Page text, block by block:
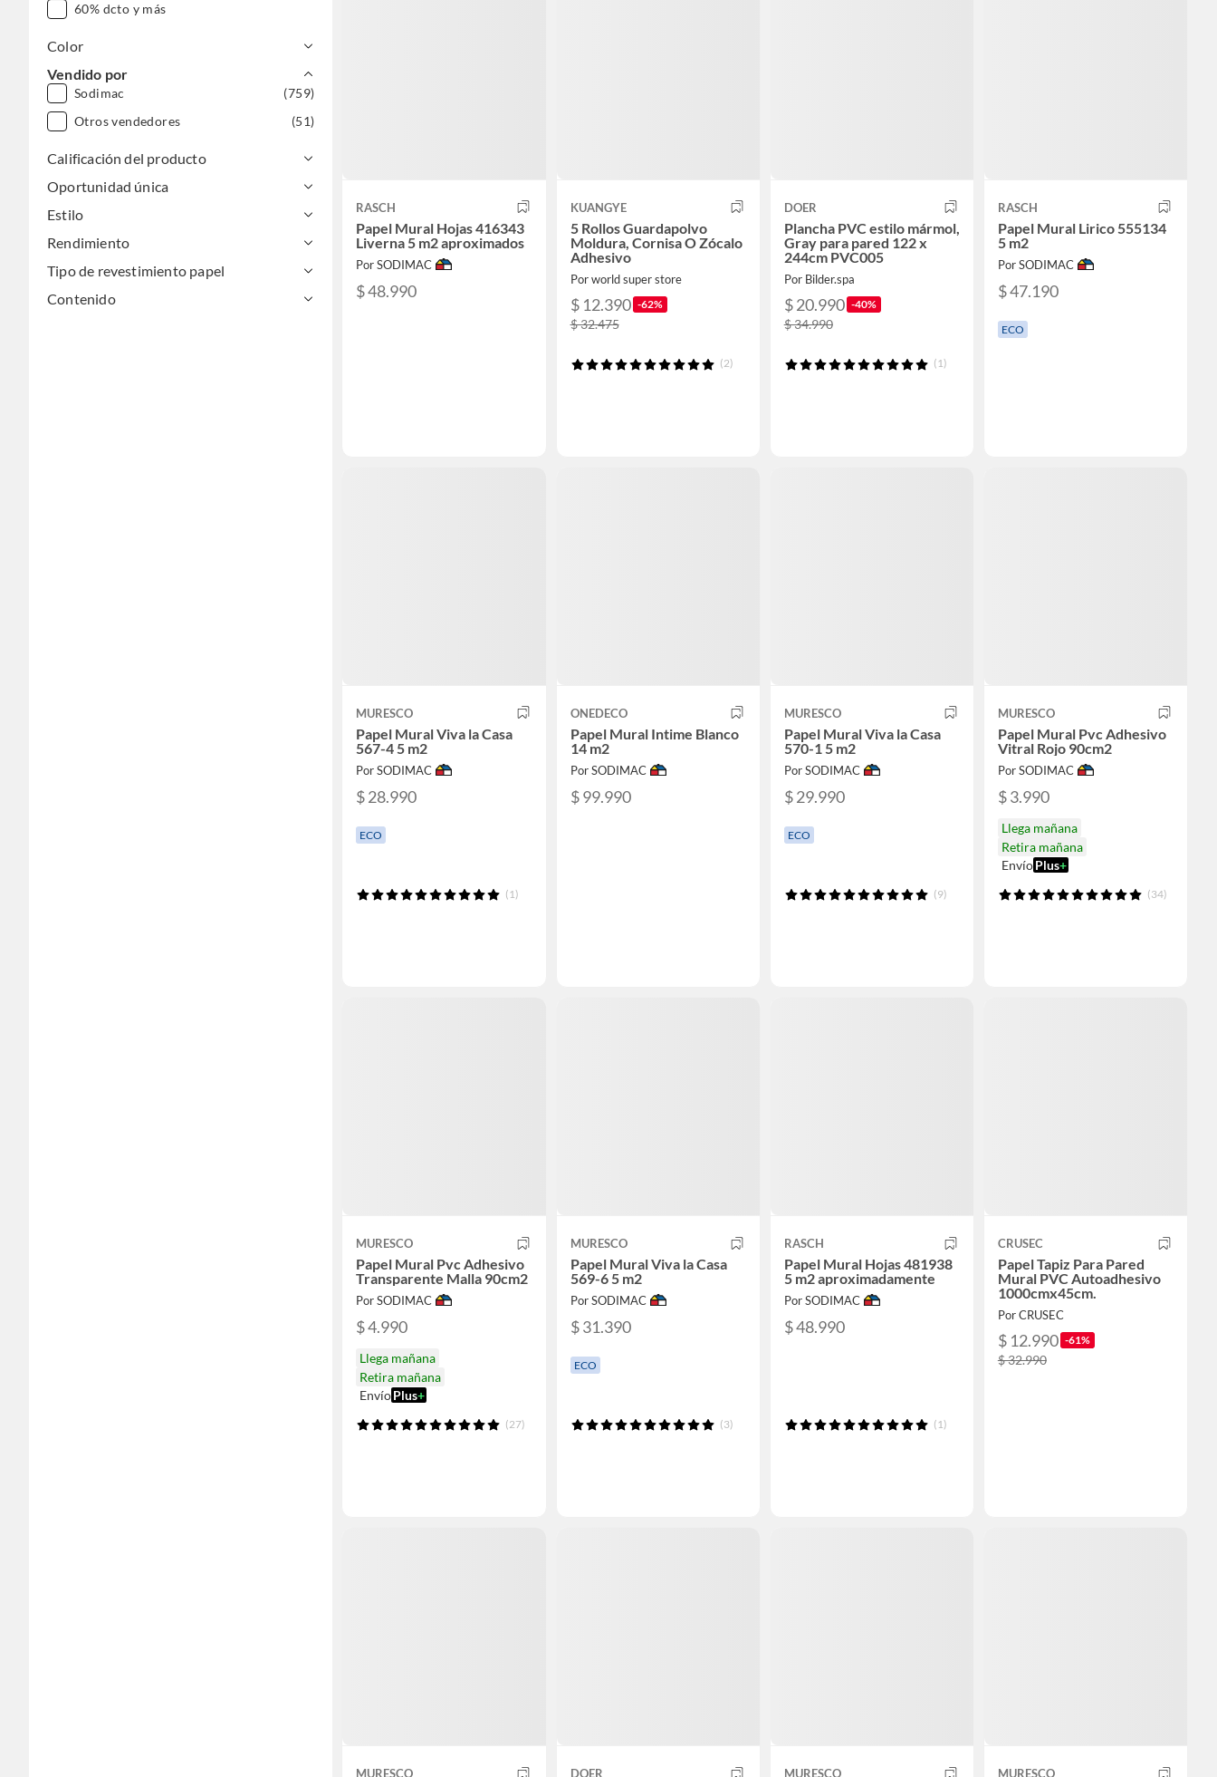
60% dcto y más
Color
Vendido por
Sodimac
(759)
Otros vendedores
(51)
Calificación del producto
Oportunidad única
Estilo
Rendimiento
Tipo de revestimiento papel
Contenido
RASCH
Papel Mural Hojas 416343
Liverna 5 m2 aproximados
Por SODIMAC
$ 48.990
KUANGYE
5 Rollos Guardapolvo
Moldura, Cornisa O Zócalo
Adhesivo
Por world super store
$ 12.390 -62%
$ 32.475
(2)
DOER
Plancha PVC estilo mármol,
Gray para pared 122 x
244cm PVC005
Por Bilder.spa
$ 20.990 -40%
$ 34.990
(1)
RASCH
Papel Mural Lirico 555134
5 m2
Por SODIMAC
$ 47.190
ECO
MURESCO
Papel Mural Viva la Casa
567-4 5 m2
Por SODIMAC
$ 28.990
ECO
(1)
ONEDECO
Papel Mural Intime Blanco
14 m2
Por SODIMAC
$ 99.990
MURESCO
Papel Mural Viva la Casa
570-1 5 m2
Por SODIMAC
$ 29.990
ECO
(9)
MURESCO
Papel Mural Pvc Adhesivo
Vitral Rojo 90cm2
Por SODIMAC
$ 3.990
Llega mañana
Retira mañana
EnvíoPlus+
(34)
MURESCO
Papel Mural Pvc Adhesivo
Transparente Malla 90cm2
Por SODIMAC
$ 4.990
Llega mañana
Retira mañana
EnvíoPlus+
(27)
MURESCO
Papel Mural Viva la Casa
569-6 5 m2
Por SODIMAC
$ 31.390
ECO
(3)
RASCH
Papel Mural Hojas 481938
5 m2 aproximadamente
Por SODIMAC
$ 48.990
(1)
CRUSEC
Papel Tapiz Para Pared
Mural PVC Autoadhesivo
1000cmx45cm.
Por CRUSEC
$ 12.990 -61%
$ 32.990
MURESCO DOER MURESCO MURESCO